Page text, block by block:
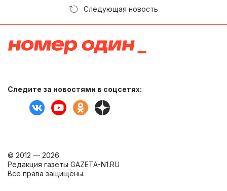
Следующая новость
Следите за новостями в соцсетях:
© 2012 — 2026
Редакция газеты GAZETA-N1.RU
Все права защищены.